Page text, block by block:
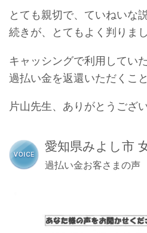
とても親切で、ていねいな
続きが、とてもよく判りまし
キャッシングで利用してい
過払い金を返還いただくこ
片山先生、ありがとうござ
愛知県みよし市
過払い金お客さまの声